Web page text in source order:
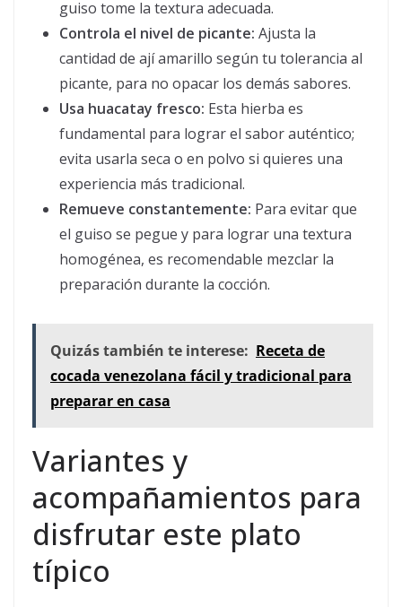
guiso tome la textura adecuada.
Controla el nivel de picante: Ajusta la
cantidad de ají amarillo según tu tolerancia al
picante, para no opacar los demás sabores.
Usa huacatay fresco: Esta hierba es
fundamental para lograr el sabor auténtico;
evita usarla seca o en polvo si quieres una
experiencia más tradicional.
Remueve constantemente: Para evitar que
el guiso se pegue y para lograr una textura
homogénea, es recomendable mezclar la
preparación durante la cocción.
Quizás también te interese: Receta de
cocada venezolana fácil y tradicional para
preparar en casa
Variantes y
acompañamientos para
disfrutar este plato
típico